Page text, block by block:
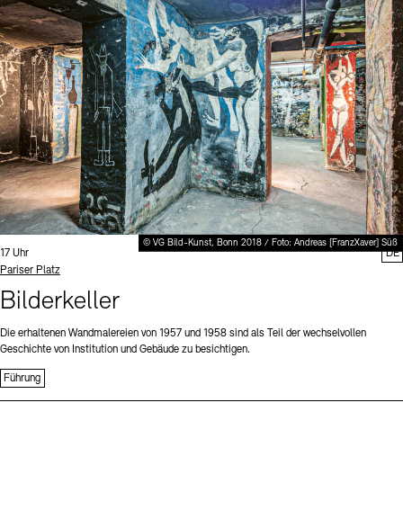
Stellenangebote Newsletter Presse
Nachhaltigkeit Kontakt
Digitale Sammlungen Exil-Archive
© VG Bild-Kunst, Bonn 2018 / Foto: Andreas [FranzXaver] Süß
Uhrzeit:
17 Uhr
Standort
Pariser Platz
Bilderkeller
Die erhaltenen Wandmalereien von 1957 und 1958 sind als Teil der wechselvollen
Geschichte von Institution und Gebäude zu besichtigen.
Führung
DE